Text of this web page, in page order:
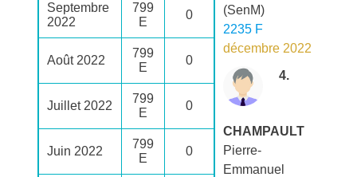
Septembre
2022
799
E
0
Août 2022
799
E
0
Juillet 2022
799
E
0
Juin 2022
799
E
0
(SenM)
2235 F
décembre 2022
4.
CHAMPAULT
Pierre-
Emmanuel